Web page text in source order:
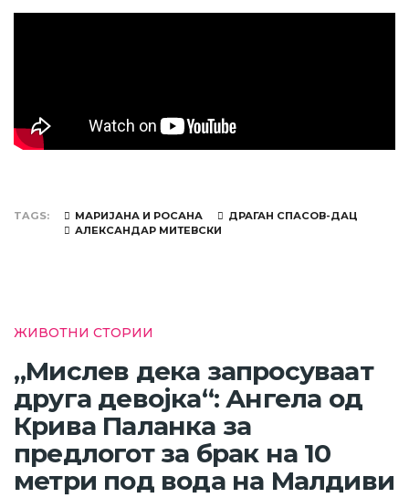
TAGS МАРИЈАНА И РОСАНА
ДРАГАН СПАСОВ-ДАЦ
АЛЕКСАНДАР МИТЕВСКИ
ЖИВОТНИ СТОРИИ
„Мислев дека запросуваат
друга девојка“: Ангела од
Крива Паланка за
предлогот за брак на 10
метри под вода на Малдиви